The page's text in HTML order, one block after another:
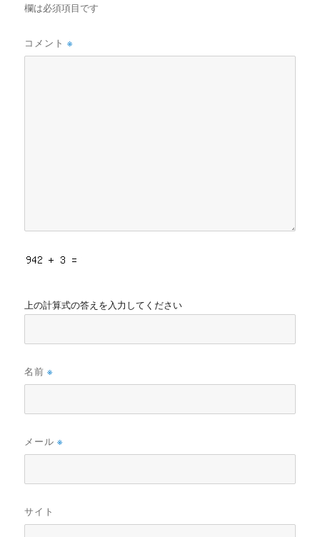
欄は必須項目です
コメント※
上の計算式の答えを入力してください
名前※
メール※
サイト